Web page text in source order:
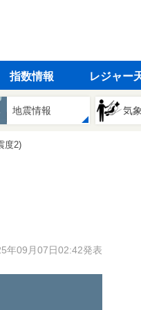
指数情報 レジャー
地震情報 気
度2)
年09月07日02:42発表